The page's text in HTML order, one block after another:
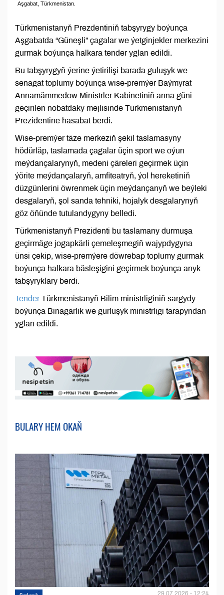
Aşgabat, Türkmenistan.
Türkmenistanyň Prezdentiniň tabşyrygy boýunça
Aşgabatda “Güneşli” çagalar we ýetginjekler merkezini
gurmak boýunça halkara tender yglan edildi.
Bu tabşyrygyň ýerine ýetirilişi barada guluşyk we
senagat toplumy boýunça wise-premýer Baýmyrat
Annamämmedow Ministrler Kabinetiniň anna güni
geçirilen nobatdaky mejlisinde Türkmenistanyň
Prezidentine hasabat berdi.
Wise-premýer täze merkeziň şekil taslamasyny
hödürläp, taslamada çagalar üçin sport we oýun
meýdançalarynyň, medeni çäreleri geçirmek üçin
ýörite meýdançalaryň, amfiteatryň, ýol hereketiniň
düzgünlerini öwrenmek üçin meýdançanyň we beýleki
desgalaryň, şol sanda tehniki, hojalyk desgalarynyň
göz öňünde tutulandygyny belledi.
Türkmenistanyň Prezidenti bu taslamany durmuşa
geçirmäge jogapkärli çemeleşmegiň wajypdygyna
ünsi çekip, wise-premýere döwrebap toplumy gurmak
boýunça halkara bäsleşigini geçirmek boýunça anyk
tabşyryklary berdi.
TenderTürkmenistanyň Bilim ministrliginiň sargydy
boýunça Binagärlik we gurluşyk ministrligi tarapyndan
yglan edildi.
BULARY HEM OKAŇ
29.07.2026 - 12:24